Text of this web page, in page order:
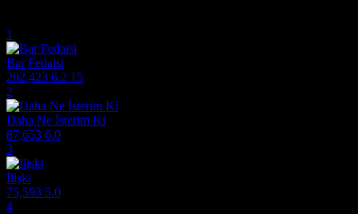
1
Bar Fedaisi
202,423 6.2 15
2
Daha Ne İsterim Ki
87,653 6.0
3
İlişki
75,593 5.0
4